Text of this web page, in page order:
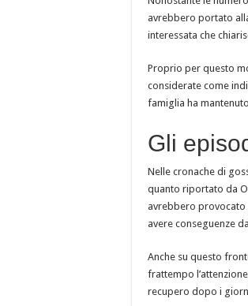
avrebbero portato
interessata che
Proprio per questo
considerate come
famiglia ha
Gli
Nelle cronache di
quanto riportato da
avrebbero provocato
avere conseguenze
Anche su questo
frattempo
recupero dopo i